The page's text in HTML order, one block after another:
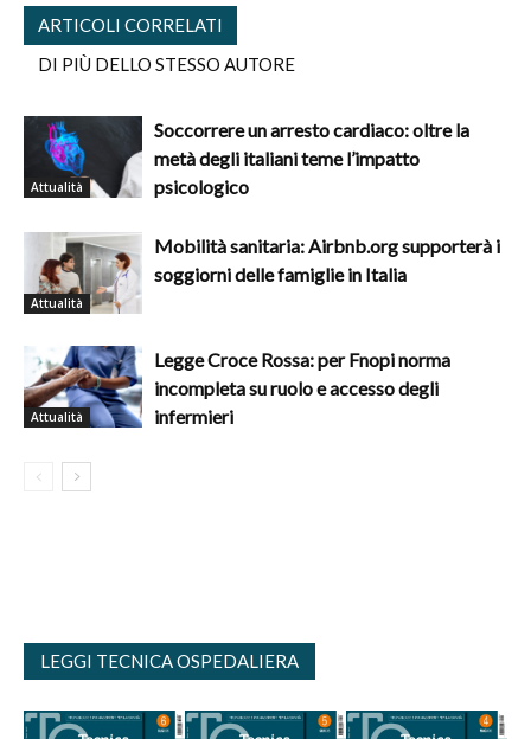
ARTICOLI CORRELATI
DI PIÙ DELLO STESSO AUTORE
Attualità
Soccorrere un arresto cardiaco: oltre la
metà degli italiani teme l’impatto
psicologico
Attualità
Mobilità sanitaria: Airbnb.org supporterà i
soggiorni delle famiglie in Italia
Attualità
Legge Croce Rossa: per Fnopi norma
incompleta su ruolo e accesso degli
infermieri
LEGGI TECNICA OSPEDALIERA